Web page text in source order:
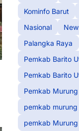
Kominfo Barut
Nasional
Palangka Raya
Pemkab Barito
Pemkab Barito
Pemkab
pemkab murung
pemkab